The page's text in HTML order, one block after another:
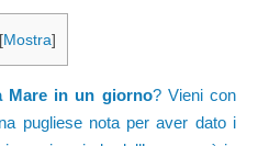
[Mostra]
Mare in un giorno? Vieni con
pugliese nota per aver dato i